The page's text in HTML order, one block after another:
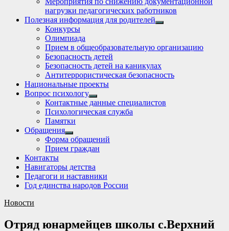
нагрузки педагогических работников
Полезная информация для родителей
Show
Конкурсы
Олимпиада
Прием в общеобразовательную организацию
Безопасность детей
Безопасность детей на каникулах
Антитеррористическая безопасность
Национальные проекты
Вопрос психологу
Show
sub
menu
Контактные данные специалистов
Психологическая служба
Памятки
Обращения
Show
sub
menu
Форма обращений
Прием граждан
Контакты
Навигаторы детства
Педагоги и наставники
Год единства народов России
Новости
Отряд юнармейцев школы с.Верхний